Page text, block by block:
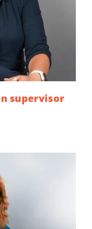
supervisor